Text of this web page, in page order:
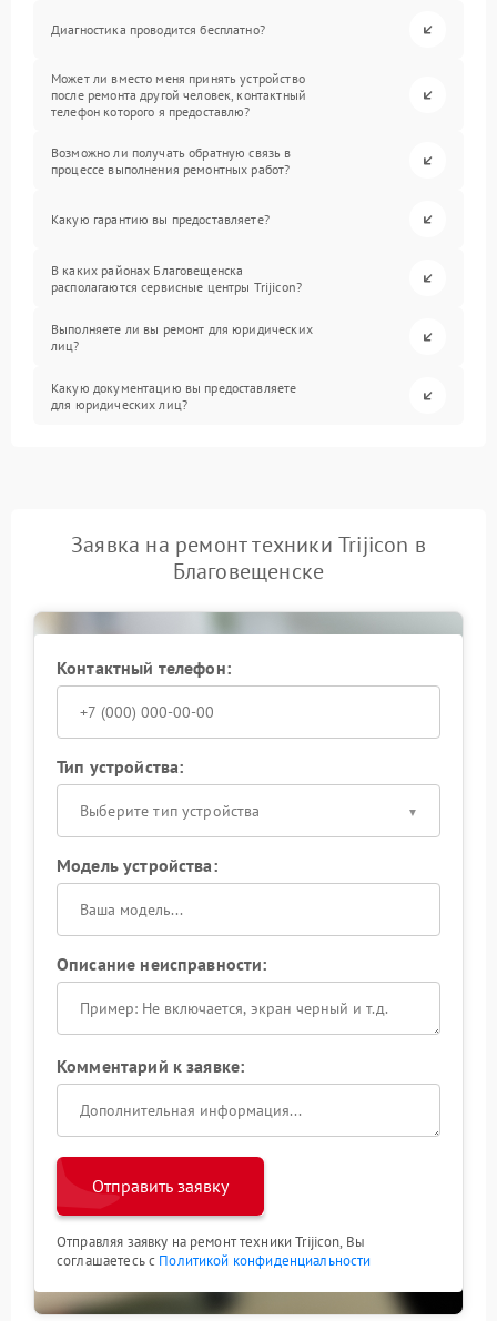
Диагностика проводится бесплатно?
Может ли вместо меня принять устройство
после ремонта другой человек, контактный
телефон которого я предоставлю?
Возможно ли получать обратную связь в
процессе выполнения ремонтных работ?
Какую гарантию вы предоставляете?
В каких районах Благовещенска
располагаются сервисные центры Trijicon?
Выполняете ли вы ремонт для юридических
лиц?
Какую документацию вы предоставляете
для юридических лиц?
Заявка на ремонт техники Trijicon в
Благовещенске
Контактный телефон:
Тип устройства:
Выберите тип устройства
Модель устройства:
Описание неисправности:
Комментарий к заявке:
Отправить заявку
Отправляя заявку на ремонт техники Trijicon, Вы
соглашаетесь с Политикой конфиденциальности